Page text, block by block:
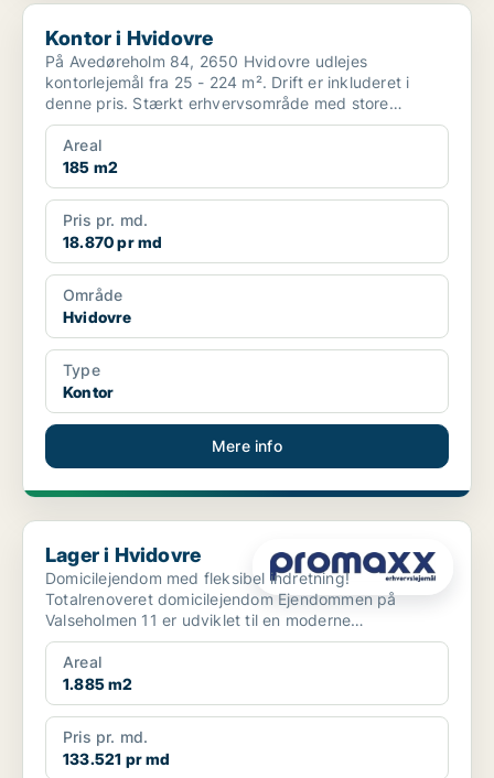
Kontor i Hvidovre
Kontor i Hvidovre
På Avedøreholm 84, 2650 Hvidovre udlejes
kontorlejemål fra 25 - 224 m². Drift er inkluderet i
denne pris. Stærkt erhvervsområde med store
virksomheder ...
Areal
185 m2
Pris pr. md.
18.870 pr md
Område
Hvidovre
Type
Kontor
Mere info
Lager i Hvidovre
Lager i Hvidovre
Domicilejendom med fleksibel indretning!
Totalrenoveret domicilejendom Ejendommen på
Valseholmen 11 er udviklet til en moderne
domicilejendom med ...
Areal
1.885 m2
Pris pr. md.
133.521 pr md